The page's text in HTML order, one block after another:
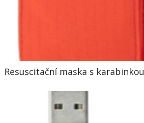
Resuscitační maska s karabinkou